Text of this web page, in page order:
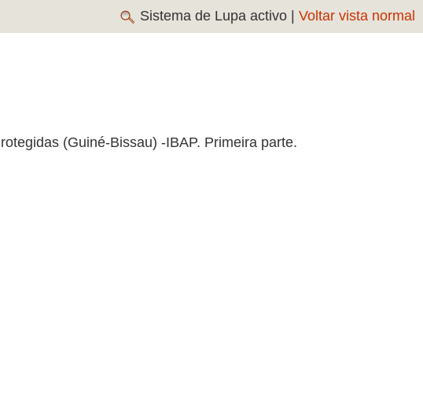
Sistema de Lupa activo | Voltar vista normal
(Guiné-Bissau) -IBAP. Primeira parte.